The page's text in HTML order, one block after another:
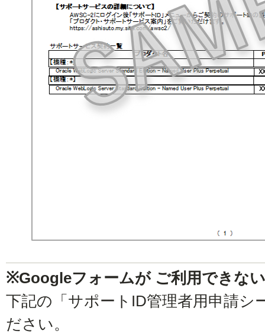
※Googleフォームが ご利用できな
下記の「サポートID管理者用申請シ
ださい。